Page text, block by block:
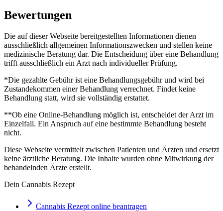
Bewertungen
Die auf dieser Webseite bereitgestellten Informationen dienen
ausschließlich allgemeinen Informationszwecken und stellen keine
medizinische Beratung dar. Die Entscheidung über eine Behandlung
trifft ausschließlich ein Arzt nach individueller Prüfung.
*Die gezahlte Gebühr ist eine Behandlungsgebühr und wird bei
Zustandekommen einer Behandlung verrechnet. Findet keine
Behandlung statt, wird sie vollständig erstattet.
**Ob eine Online-Behandlung möglich ist, entscheidet der Arzt im
Einzelfall. Ein Anspruch auf eine bestimmte Behandlung besteht
nicht.
Diese Webseite vermittelt zwischen Patienten und Ärzten und ersetzt
keine ärztliche Beratung. Die Inhalte wurden ohne Mitwirkung der
behandelnden Ärzte erstellt.
Dein Cannabis Rezept
Cannabis Rezept online beantragen